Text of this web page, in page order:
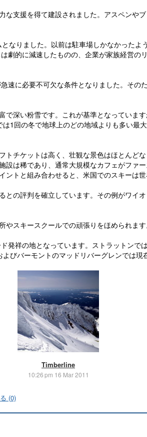
支援を得て建設されました。アスペンやブ
なりました。以前は駐車場しかなかったよ
的に減速したものの、企業が家族経営の
に必要不可欠な条件となりました。その
深い粉雪です。これが基準となっていま
1回の冬で地球上のどの地域よりも多い最
チケットは高く、壮観な景色はほとんど
は稀であり、通常大規模なカフェがファ
トと組み合わせると、米国でのスキーは世
の評判を確立しています。その例がワイ
スキースクールでの頑張りをほめられます
祥の地となっています。ストラットンで
バーモントのマッドリバーグレンでは現
Timberline
10:26 pm 16 Mar 2011
(0)